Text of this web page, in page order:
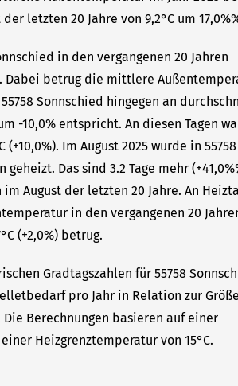
letzten 20 Jahre von 9,2°C um
in den vergangenen 20 Jahren
Dabei betrug die mittlere
Sonnschied hingegen an
-10,0% entspricht. An diesen Tagen
Im August 2025 wurde in 55758
Das sind 3.2 Tage mehr
August der letzten 20 Jahre. An
in den vergangenen 20
(+2,0%) betrug.
Gradtagszahlen für 55758
pro Jahr in Relation zur
Berechnungen basieren auf einer
Heizgrenztemperatur von 15°C.